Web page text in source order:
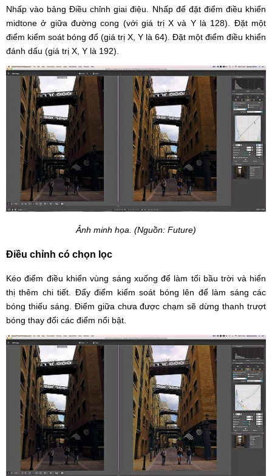
Nhấp vào bảng Điều chỉnh giai điệu. Nhấp để đặt điểm điều khiển
midtone ở giữa đường cong (với giá trị X và Y là 128). Đặt một
điểm kiểm soát bóng đổ (giá trị X, Y là 64). Đặt một điểm điều khiển
đánh dấu (giá trị X, Y là 192).
Ảnh minh họa. (Nguồn: Future)
Điều chỉnh có chọn lọc
Kéo điểm điều khiển vùng sáng xuống để làm tối bầu trời và hiển
thị thêm chi tiết. Đẩy điểm kiểm soát bóng lên để làm sáng các
bóng thiếu sáng. Điểm giữa chưa được chạm sẽ dừng thanh trượt
bóng thay đổi các điểm nổi bật.